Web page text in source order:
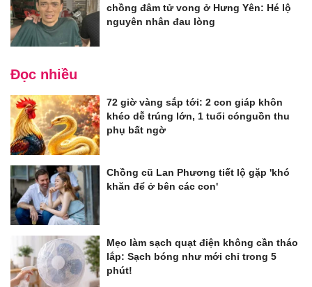
chồng đâm tử vong ở Hưng Yên: Hé lộ
nguyên nhân đau lòng
Đọc nhiều
72 giờ vàng sắp tới: 2 con giáp khôn
khéo dễ trúng lớn, 1 tuổi cónguồn thu
phụ bất ngờ
Chồng cũ Lan Phương tiết lộ gặp 'khó
khăn để ở bên các con'
Mẹo làm sạch quạt điện không cần tháo
lắp: Sạch bóng như mới chỉ trong 5
phút!